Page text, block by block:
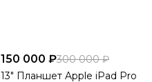
150 000 ₽300 000 ₽
13" Планшет Apple iPad Pro